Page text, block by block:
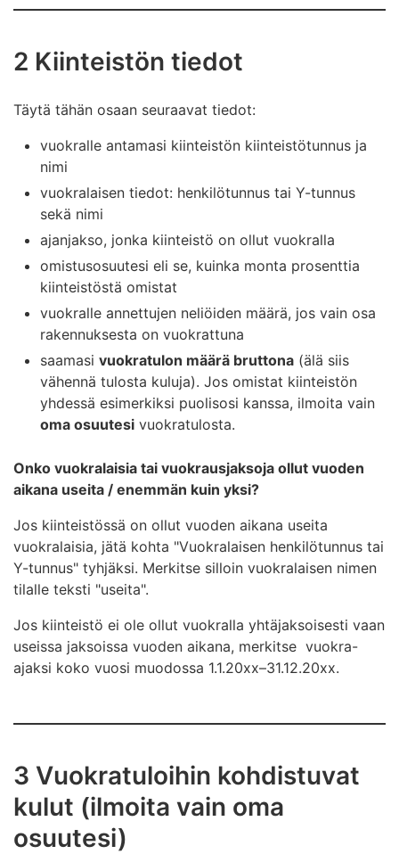
2 Kiinteistön tiedot
Täytä tähän osaan seuraavat tiedot:
vuokralle antamasi kiinteistön kiinteistötunnus ja
nimi
vuokralaisen tiedot: henkilötunnus tai Y-tunnus
sekä nimi
ajanjakso, jonka kiinteistö on ollut vuokralla
omistusosuutesi eli se, kuinka monta prosenttia
kiinteistöstä omistat
vuokralle annettujen neliöiden määrä, jos vain osa
rakennuksesta on vuokrattuna
saamasi vuokratulon määrä bruttona (älä siis
vähennä tulosta kuluja). Jos omistat kiinteistön
yhdessä esimerkiksi puolisosi kanssa, ilmoita vain
oma osuutesi vuokratulosta.
Onko vuokralaisia tai vuokrausjaksoja ollut vuoden
aikana useita / enemmän kuin yksi?
Jos kiinteistössä on ollut vuoden aikana useita
vuokralaisia, jätä kohta "Vuokralaisen henkilötunnus tai
Y-tunnus" tyhjäksi. Merkitse silloin vuokralaisen nimen
tilalle teksti "useita".
Jos kiinteistö ei ole ollut vuokralla yhtäjaksoisesti vaan
useissa jaksoissa vuoden aikana, merkitse vuokra-
ajaksi koko vuosi muodossa 1.1.20xx–31.12.20xx.
3 Vuokratuloihin kohdistuvat
kulut (ilmoita vain oma
osuutesi)